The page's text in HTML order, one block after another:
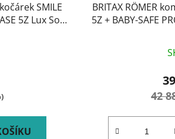
SMILE
5Z Lux Soft
BRITAX RÖMER
5Z + BABY-SAFE
42